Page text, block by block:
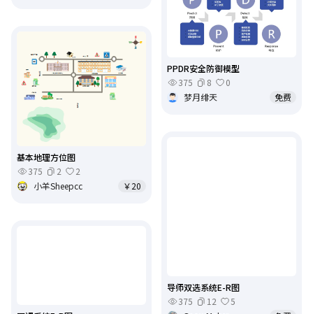
PPDR安全防御模型
375
8
0
梦月绯天
免费
基本地理方位图
375
2
2
小羊Sheepcc
￥20
导师双选系统E-R图
375
12
5